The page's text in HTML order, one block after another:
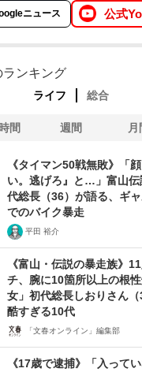
ニュース 公式
ランキング
ライフ 総合
間 週間 月
《タイマン50戦無敗》「
い。逃げろ』と…」富山伝
代総長（36）が語る、ギ
でのバイク暴走
平田 裕介
《富山・伝説の暴走族》
チ、腕に10箇所以上の根
女」初代総長しおりさん
酷すぎる10代
「文春オンライン」編集部
《17歳で逮捕》「入って